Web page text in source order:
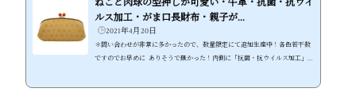
ねこと肉球の型押しが可愛い・牛革・抗菌・抗ウイ
ルス加工・がま口長財布・親子が...
2021年4月20日
＊問い合わせが非常に多かったので、数量限定にて追加生産中！各色若干数
ですのでお早めに ありそうで無かった！内側に「抗菌・抗ウイルス加工」を